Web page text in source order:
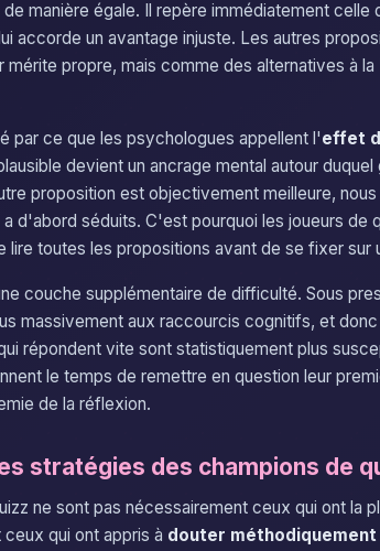
manière égale. Il repère immédiatement celle
accorde un avantage injuste. Les autres
mérite propre, mais comme des alternatives à
par ce que les psychologues appellent l'effet
devient un ancrage mental autour
proposition est objectivement meilleure,
d'abord séduits. C'est pourquoi les joueurs de
lire toutes les propositions avant de se fixer sur
couche supplémentaire de difficulté. Sous
massivement aux raccourcis cognitifs, et donc
répondent vite sont statistiquement plus
le temps de remettre en question leur
de la réflexion.
stratégies des champions de
ne sont pas nécessairement ceux qui ont la
qui ont appris à douter méthodiquement